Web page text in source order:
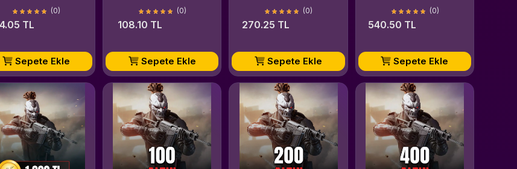
(0)
TL
Sepete Ekle
(0)
108.10 TL
Sepete Ekle
(0)
270.25 TL
Sepete Ekle
(0)
540.50 TL
Sepete Ekle